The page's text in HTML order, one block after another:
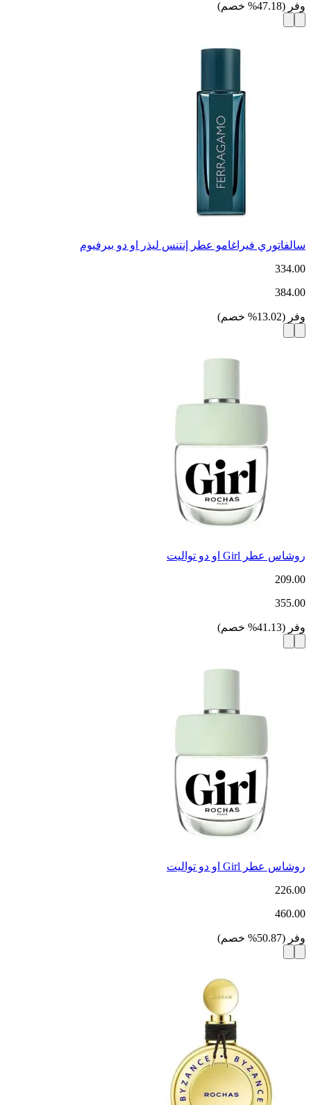
وفر (
47.18
% خصم)
سالفاتوري فيراغامو عطر إنتنس ليذر او دو بيرفيوم
334.00
384.00
وفر (
13.02
% خصم)
روشاس عطر Girl او دو تواليت
209.00
355.00
وفر (
41.13
% خصم)
روشاس عطر Girl او دو تواليت
226.00
460.00
وفر (
50.87
% خصم)